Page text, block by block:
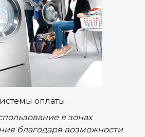
оплаты
в зонах
благодаря возможности